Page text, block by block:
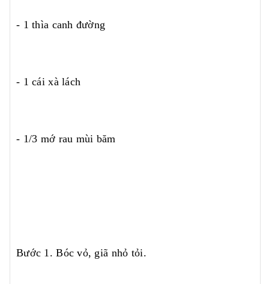
- 1 thìa canh đường
- 1 cái xà lách
- 1/3 mớ rau mùi băm
Bước 1. Bóc vỏ, giã nhỏ tỏi.